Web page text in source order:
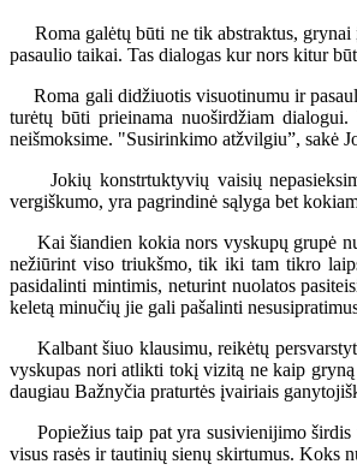
Roma galėtų būti ne tik abstraktus, grynai
pasaulio taikai. Tas dialogas kur nors kitur
Roma gali didžiuotis visuotinumu ir
turėtų būti prieinama nuoširdžiam
neišmoksime. "Susirinkimo atžvilgiu”, sakė
Jokių konstrtuktyvių vaisių
vergiškumo, yra pagrindinė sąlyga bet
Kai šiandien kokia nors vyskupų grupė
nežiūrint viso triukšmo, tik iki tam tikro
pasidalinti mintimis, neturint nuolatos
keletą minučių jie gali pašalinti
Kalbant šiuo klausimu, reikėtų
vyskupas nori atlikti tokį vizitą ne kaip
daugiau Bažnyčia praturtės įvairiais
Popiežius taip pat yra susivienijimo širdis
visus rasės ir tautinių sienų skirtumus. Koks